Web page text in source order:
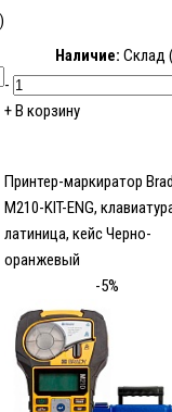
Наличие: Склад
-
+В корзину
Принтер-маркиратор
M210-KIT-ENG,
латиница, кейс Черно-
оранжевый
-5%